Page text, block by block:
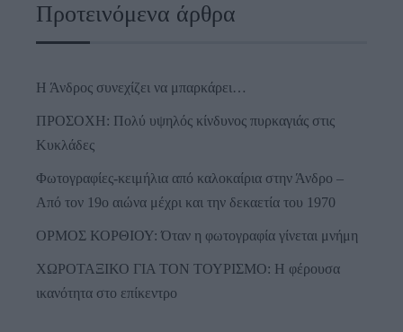
Προτεινόμενα άρθρα
Η Άνδρος συνεχίζει να μπαρκάρει…
ΠΡΟΣΟΧΗ: Πολύ υψηλός κίνδυνος πυρκαγιάς στις
Κυκλάδες
Φωτογραφίες-κειμήλια από καλοκαίρια στην Άνδρο –
Από τον 19ο αιώνα μέχρι και την δεκαετία του 1970
ΟΡΜΟΣ ΚΟΡΘΙΟΥ: Όταν η φωτογραφία γίνεται μνήμη
ΧΩΡΟΤΑΞΙΚΟ ΓΙΑ ΤΟΝ ΤΟΥΡΙΣΜΟ: Η φέρουσα
ικανότητα στο επίκεντρο